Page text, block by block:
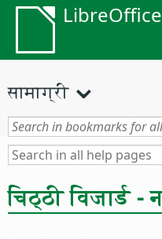
सामाग्री
चिठ्ठी विजार्ड -